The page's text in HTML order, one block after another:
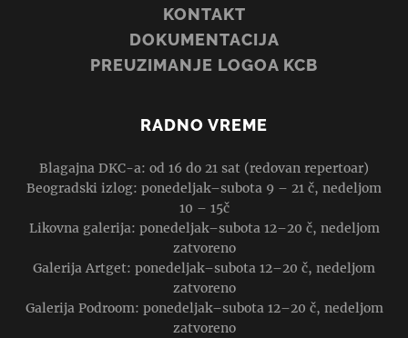
KONTAKT
DOKUMENTACIJA
PREUZIMANJE LOGOA KCB
RADNO VREME
Blagajna DKC-a: od 16 do 21 sat (redovan repertoar)
Beogradski izlog: ponedeljak–subota 9 – 21 č, nedeljom
10 – 15č
Likovna galerija: ponedeljak–subota 12–20 č, nedeljom
zatvoreno
Galerija Artget: ponedeljak–subota 12–20 č, nedeljom
zatvoreno
Galerija Podroom: ponedeljak–subota 12–20 č, nedeljom
zatvoreno